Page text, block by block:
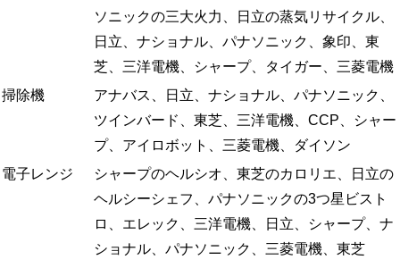
ソニックの三大火力、日立の蒸気リサイクル、
日立、ナショナル、パナソニック、象印、東
芝、三洋電機、シャープ、タイガー、三菱電機
掃除機
アナバス、日立、ナショナル、パナソニック、
ツインバード、東芝、三洋電機、CCP、シャー
プ、アイロボット、三菱電機、ダイソン
電子レンジ
シャープのヘルシオ、東芝のカロリエ、日立の
ヘルシーシェフ、パナソニックの3つ星ビスト
ロ、エレック、三洋電機、日立、シャープ、ナ
ショナル、パナソニック、三菱電機、東芝